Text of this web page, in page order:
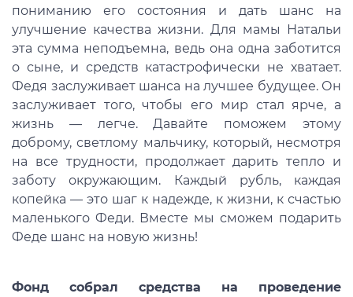
пониманию его состояния и дать шанс на
улучшение качества жизни. Для мамы Натальи
эта сумма неподъемна, ведь она одна заботится
о сыне, и средств катастрофически не хватает.
Федя заслуживает шанса на лучшее будущее. Он
заслуживает того, чтобы его мир стал ярче, а
жизнь — легче. Давайте поможем этому
доброму, светлому мальчику, который, несмотря
на все трудности, продолжает дарить тепло и
заботу окружающим. Каждый рубль, каждая
копейка — это шаг к надежде, к жизни, к счастью
маленького Феди. Вместе мы сможем подарить
Феде шанс на новую жизнь!
Фонд собрал средства на проведение